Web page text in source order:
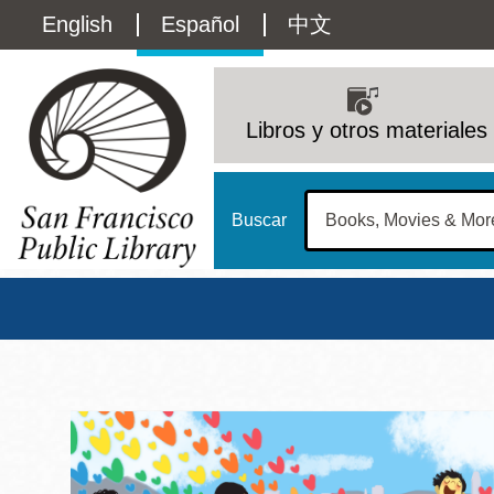
contenido
Language
switcher
(Content)
English Español 中文
navigation
Libros y otros materiales
Buscar
Biblioteca Central
Address
100 Larkin Street San Francisco
Contact
415-557-4400
12 - 6
Biblioteca Pública